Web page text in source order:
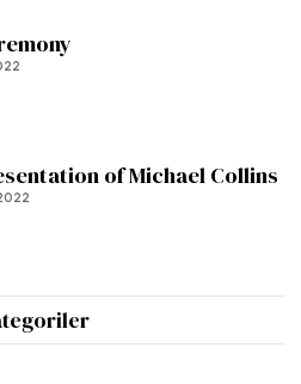
of Michael Collins